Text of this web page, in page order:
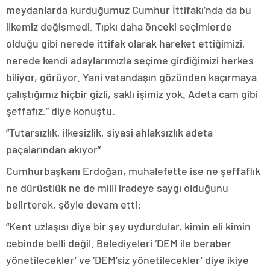
meydanlarda kurduğumuz Cumhur İttifakı’nda da bu
ilkemiz değişmedi. Tıpkı daha önceki seçimlerde
olduğu gibi nerede ittifak olarak hareket ettiğimizi,
nerede kendi adaylarımızla seçime girdiğimizi herkes
biliyor, görüyor. Yani vatandaşın gözünden kaçırmaya
çalıştığımız hiçbir gizli, saklı işimiz yok. Adeta cam gibi
şeffafız.” diye konuştu.
“Tutarsızlık, ilkesizlik, siyasi ahlaksızlık adeta
paçalarından akıyor”
Cumhurbaşkanı Erdoğan, muhalefette ise ne şeffaflık
ne dürüstlük ne de milli iradeye saygı olduğunu
belirterek, şöyle devam etti:
“Kent uzlaşısı diye bir şey uydurdular, kimin eli kimin
cebinde belli değil. Belediyeleri ‘DEM ile beraber
yönetilecekler’ ve ‘DEM’siz yönetilecekler’ diye ikiye